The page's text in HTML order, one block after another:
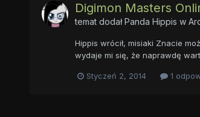
Digimon Masters
temat dodałPanda Hippis w
Hippis wrócił, misiaki Znacie
wydaje mi się, że naprawdę
Styczeń 2, 2014 1